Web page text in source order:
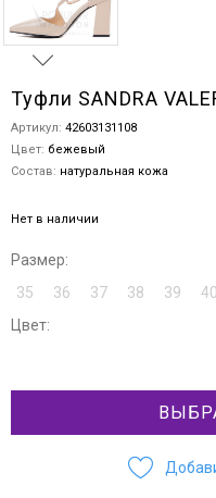
Туфли SANDRA
Артикул: 42603131108
Цвет: бежевый
Состав: натуральная кожа
Нет в наличии
Размер:
35
36 37 38 39
40
Цвет: